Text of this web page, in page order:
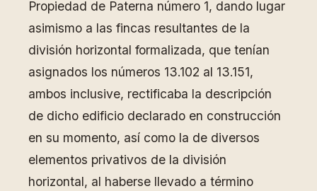
Propiedad de Paterna número 1, dando lugar
asimismo a las fincas resultantes de la
división horizontal formalizada, que tenían
asignados los números 13.102 al 13.151,
ambos inclusive, rectificaba la descripción
de dicho edificio declarado en construcción
en su momento, así como la de diversos
elementos privativos de la división
horizontal, al haberse llevado a término